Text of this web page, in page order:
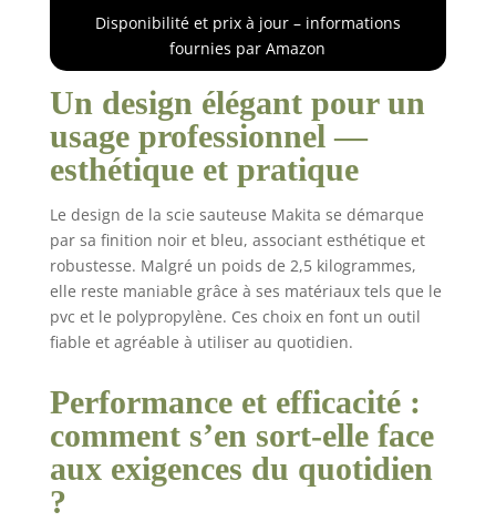
ah|DJV181RT1J
Disponibilité et prix à jour – informations
fournies par Amazon
Un design élégant pour un
usage professionnel —
esthétique et pratique
Le design de la scie sauteuse Makita se démarque
par sa finition noir et bleu, associant esthétique et
robustesse. Malgré un poids de 2,5 kilogrammes,
elle reste maniable grâce à ses matériaux tels que le
pvc et le polypropylène. Ces choix en font un outil
fiable et agréable à utiliser au quotidien.
Performance et efficacité :
comment s’en sort-elle face
aux exigences du quotidien
?